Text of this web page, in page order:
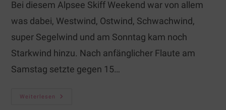
Bei diesem Alpsee Skiff Weekend war von allem
was dabei, Westwind, Ostwind, Schwachwind,
super Segelwind und am Sonntag kam noch
Starkwind hinzu. Nach anfänglicher Flaute am
Samstag setzte gegen 15…
Weiterlesen